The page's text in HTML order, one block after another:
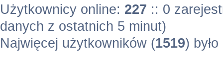
Użytkownicy online: 227 :: 0
danych z ostatnich 5 minut)
Najwięcej użytkowników (1519)